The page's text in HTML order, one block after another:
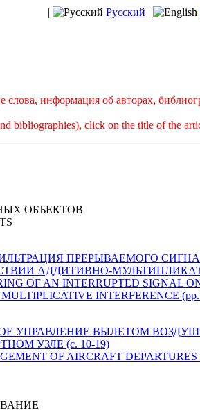
| Русский |
информация об авторах,
bibliographies), click on the title of the
ОБЪЕКТОВ
ФИЛЬТРАЦИЯ ПРЕРЫВАЕМОГО
АДДИТИВНО-
OF AN INTERRUPTED SIGNAL
INTERFERENCE (pp.
УПРАВЛЕНИЕ ВЫЛЕТОМ
УЗЛЕ (с. 10-19)
OF AIRCRAFT